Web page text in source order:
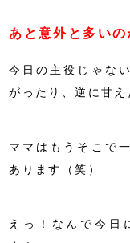
あと意外と多いの
今日の主役じゃな
がったり、逆に甘え
ママはもうそこで
あります（笑）
えっ！なんで今日